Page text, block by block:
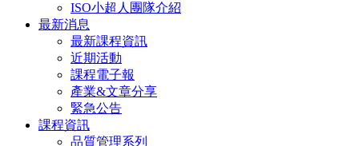
ISO小超人團隊介紹
最新消息
最新課程資訊
近期活動
課程電子報
產業&文章分享
緊急公告
課程資訊
品質管理系列